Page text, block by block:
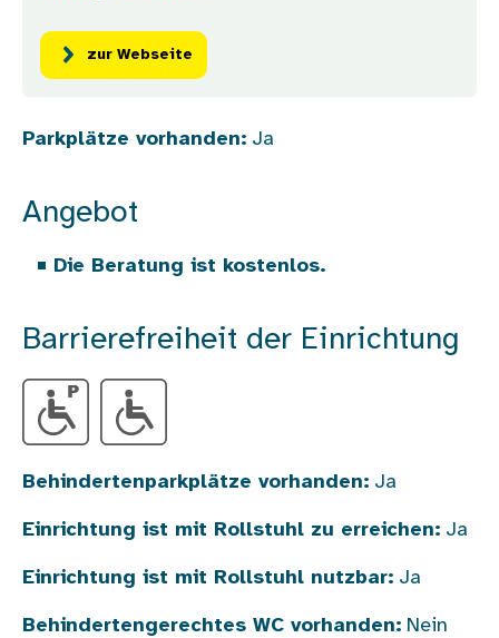
zur Webseite
Parkplätze vorhanden: Ja
Angebot
Die Beratung ist kostenlos.
Barrierefreiheit der Einrichtung
Behindertenparkplätze vorhanden: Ja
Einrichtung ist mit Rollstuhl zu erreichen: Ja
Einrichtung ist mit Rollstuhl nutzbar: Ja
Behindertengerechtes WC vorhanden: Nein